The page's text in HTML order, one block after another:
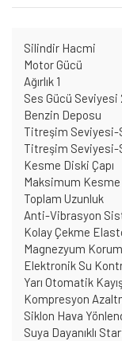
Silindir Hacmi
Motor Gücü
Ağırlık 1
Ses Gücü Seviyesi
Benzin Deposu
Titreşim Seviyesi-
Titreşim Seviyesi-
Kesme Diski Çapı
Maksimum
Toplam Uzunluk
Anti-Vibrasyon
Kolay Çekme
Magnezyum
Elektronik Su
Yarı Otomatik
Kompresyon
Siklon Hava
Suya Dayanıklı